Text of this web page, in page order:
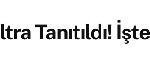
Tanıtıldı! İşte